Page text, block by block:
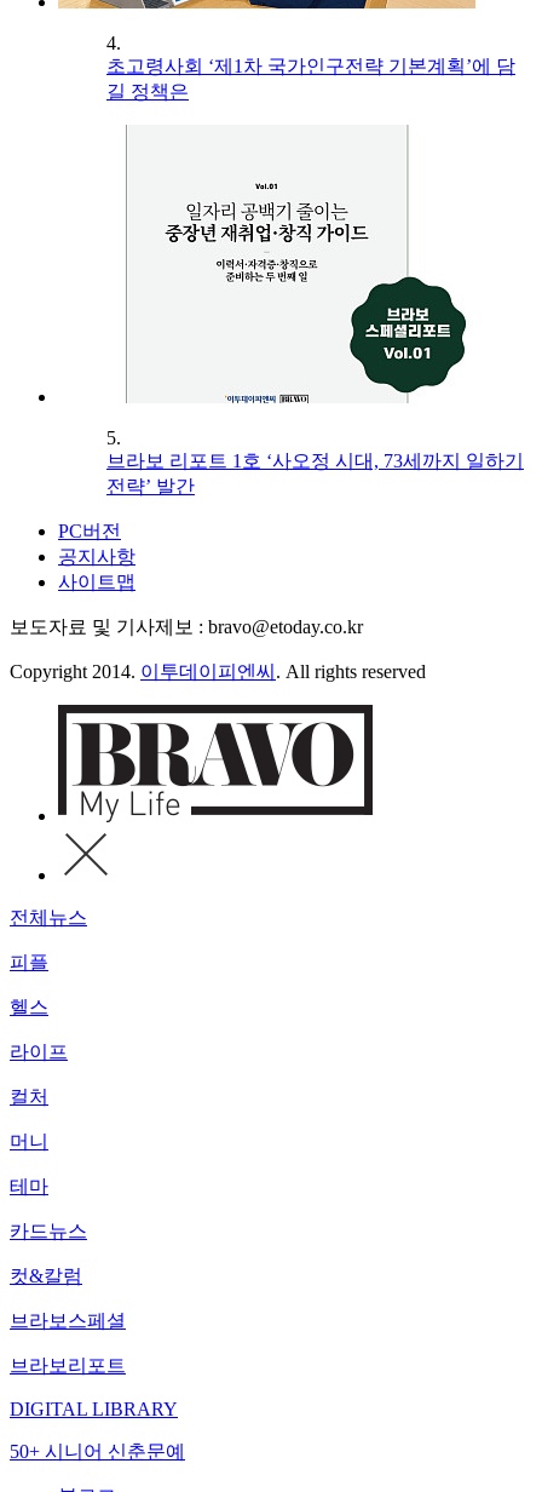
4.
초고령사회 ‘제1차 국가인구전략 기본계획’에 담
길 정책은
5.
브라보 리포트 1호 ‘사오정 시대, 73세까지 일하기
전략’ 발간
PC버전
공지사항
사이트맵
보도자료 및 기사제보 : bravo@etoday.co.kr
Copyright 2014. 이투데이피엔씨 . All rights reserved
전체뉴스
피플
헬스
라이프
컬처
머니
테마
카드뉴스
컷&칼럼
브라보스페셜
브라보리포트
DIGITAL LIBRARY
50+ 시니어 신춘문예